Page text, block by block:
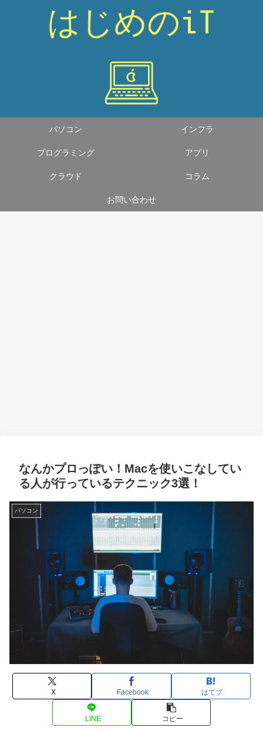
パソコン インフラ
プログラミング アプリ
クラウド コラム
お問い合わせ
なんかプロっぽい！Macを使いこなしてい
る人が行っているテクニック3選！
パソコン
X Facebook はてブ
LINE コピー